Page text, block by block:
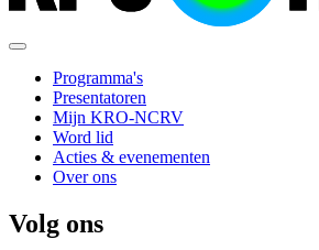
Programma's
Presentatoren
Mijn KRO-NCRV
Word lid
Acties & evenementen
Over ons
Volg ons